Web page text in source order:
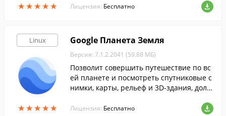
★★★★★
★★★★★ Лицензия: Бесплатно
Linux
★★★★★
★★★★★
Google Планета Земля
Версия: 7.1.2.2041 (59.88 МБ)
Позволит совершить путешествие по вс
ей планете и посмотреть спутниковые с
нимки, карты, рельеф и 3D-здания, доле
в океанские впадины.
Лицензия: Бесплатно